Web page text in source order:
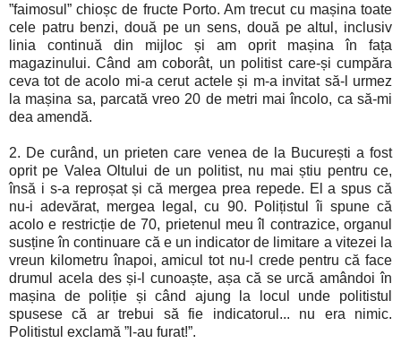
”faimosul” chioșc de fructe Porto. Am trecut cu mașina toate
cele patru benzi, două pe un sens, două pe altul, inclusiv
linia continuă din mijloc și am oprit mașina în fața
magazinului. Când am coborât, un politist care-și cumpăra
ceva tot de acolo mi-a cerut actele și m-a invitat să-l urmez
la mașina sa, parcată vreo 20 de metri mai încolo, ca să-mi
dea amendă.
2. De curând, un prieten care venea de la București a fost
oprit pe Valea Oltului de un politist, nu mai știu pentru ce,
însă i s-a reproșat și că mergea prea repede. El a spus că
nu-i adevărat, mergea legal, cu 90. Polițistul îi spune că
acolo e restricție de 70, prietenul meu îl contrazice, organul
susține în continuare că e un indicator de limitare a vitezei la
vreun kilometru înapoi, amicul tot nu-l crede pentru că face
drumul acela des și-l cunoaște, așa că se urcă amândoi în
mașina de poliție și când ajung la locul unde politistul
spusese că ar trebui să fie indicatorul... nu era nimic.
Politistul exclamă ”l-au furat!”.